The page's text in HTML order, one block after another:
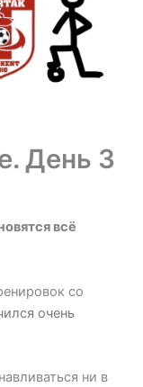
День 3
всё
со
очень
ни в